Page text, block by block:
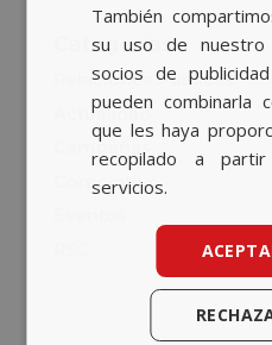
Categorías
Relaciones Públicas
Actualidad
Campañas
Corporativo
También
su uso de
socios de
pueden combinarla
que les haya
recopilado a
servicios.